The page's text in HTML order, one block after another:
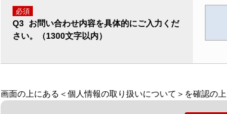
必須
Q3 お問い合わせ内容を具体的にご入力くだ
さい。（1300文字以内）
画面の上にある＜個人情報の取り扱いについて＞を確認の